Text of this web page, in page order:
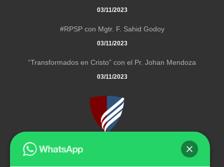
03/11/2023
#RPSP con Mgtr. F. Sahid Godoy
03/11/2023
“Transformados en Cristo” con el Pr. Johan Mendoza
03/11/2023
El Instituto Universitario Adventista de Venezuela es una